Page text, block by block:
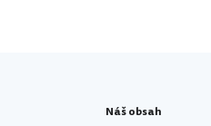
Náš obsah